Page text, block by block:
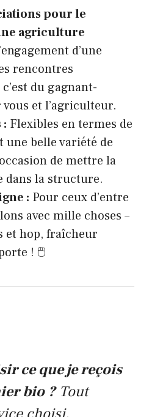
pour le
agriculture
d’une
rencontres
du gagnant-
et l’agriculteur.
: Flexibles en termes de
une belle variété de
de mettre la
dans la structure.
: Pour ceux d’entre
avec mille choses –
et hop, fraîcheur
! 🖱️
ce que je reçois
bio ?Tout